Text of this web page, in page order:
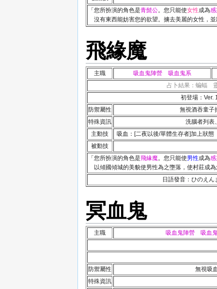
「您所扮演的角色是青髭公。您只能使女性成為
沒有東西能妨害您的欲望。擄去美麗的女性，
飛緣魔
主職
吸血鬼陣營 吸血鬼系
占卜結果：蝙蝠
初登場：Ver.
防禦屬性
無視酒吞童子
特殊資訊
洗腦者列表
主動技
吸血：[二夜以後/單體生存者]加上狀
被動技
「您所扮演的角色是飛緣魔。您只能使男性成為
以傾國傾城的美貌使男性為之墮落，使村莊成
日語發音：ひのえ
冥血鬼
主職 吸血鬼陣營 吸血
防禦屬性
無視吸
特殊資訊